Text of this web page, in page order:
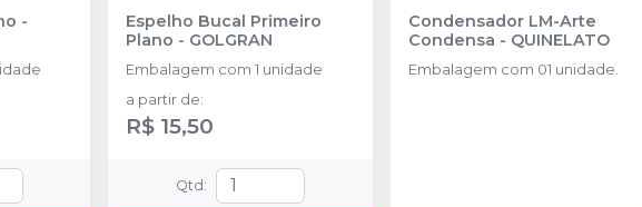
-
Espelho Bucal Primeiro
Plano - GOLGRAN
Embalagem com 1 unidade
a partir de:
R$ 15,50
Qtd :
Condensador LM-Arte
Condensa - QUINELATO
Embalagem com 01 unidade.